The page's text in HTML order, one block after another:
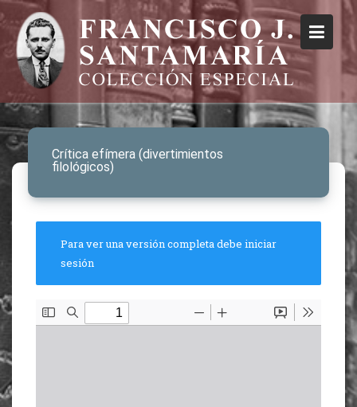
Crítica efímera (divertimientos
filológicos)
Para ver una versión completa debe iniciar
sesión